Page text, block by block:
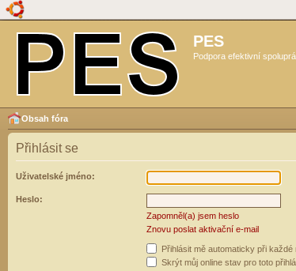
PES
Podpora efektivní
Obsah fóra
Přihlásit se
Uživatelské jméno:
Heslo:
Zapomněl(a) jsem heslo
Znovu poslat aktivační e-mail
Přihlásit mě automaticky při každé
Skrýt můj online stav pro toto